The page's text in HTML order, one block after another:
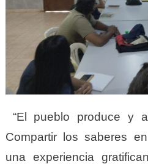
“El pueblo produce y
Compartir los saberes
una experiencia